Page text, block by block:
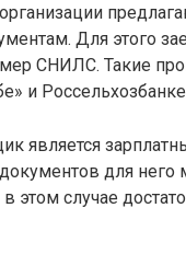
Для этого
СНИЛС. Такие
и
является
для
этом случае